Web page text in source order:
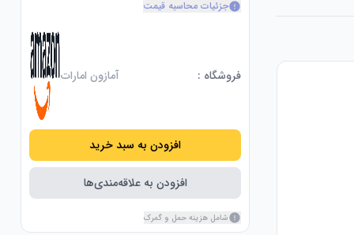
جزئیات محاسبه قیمت
فروشگاه : آمازون امارات
افزودن به سبد خرید
افزودن به علاقه‌مندی‌ها
شامل هزینه حمل و گمرک